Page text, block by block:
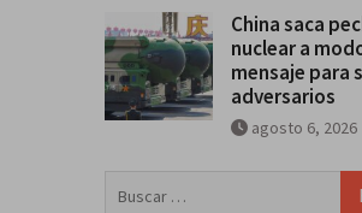
China saca
nuclear a
mensaje para
adversarios
agosto 6, 2026